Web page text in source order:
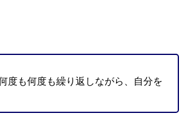
度も何度も繰り返しながら、自分を